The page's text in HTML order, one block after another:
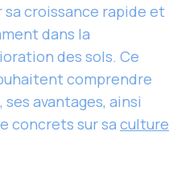
sa croissance rapide et
dans la
des sols. Ce
comprendre
ses avantages, ainsi
concrets sur sa culture